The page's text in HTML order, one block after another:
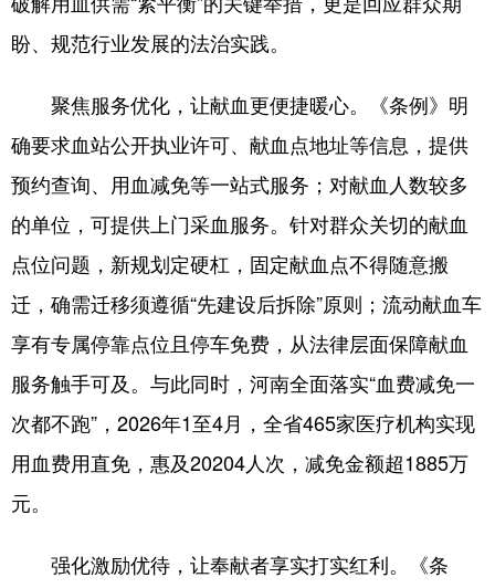
海南 重庆 四川
贵州 云南
陕西 甘肃 青海
宁夏 新疆 内蒙古
黑龙江
多语种频道
عربى Русский язык
日本語 한국어 Deutsch
Português
盼、规范行业发展的法治实践。
聚焦服务优化，让献血更便捷暖心。《条例》明
确要求血站公开执业许可、献血点地址等信息，提供
预约查询、用血减免等一站式服务；对献血人数较多
的单位，可提供上门采血服务。针对群众关切的献血
点位问题，新规划定硬杠，固定献血点不得随意搬
迁，确需迁移须遵循“先建设后拆除”原则；流动献血车
享有专属停靠点位且停车免费，从法律层面保障献血
服务触手可及。与此同时，河南全面落实“血费减免一
次都不跑”，2026年1至4月，全省465家医疗机构实现
用血费用直免，惠及20204人次，减免金额超1885万
元。
强化激励优待，让奉献者享实打实红利。《条